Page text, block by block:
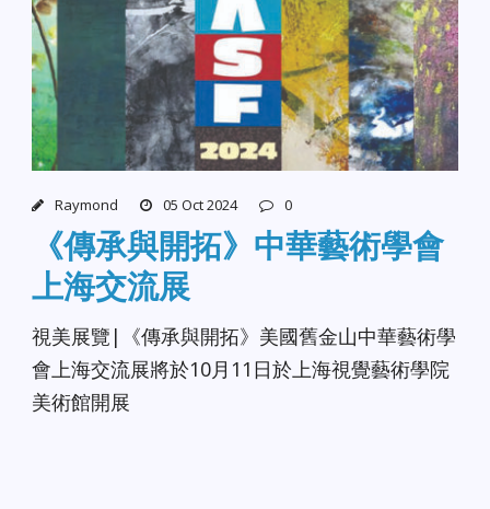
Raymond 05 Oct 2024 0
《傳承與開拓》中華藝術學會
上海交流展
視美展覽|《傳承與開拓》美國舊金山中華藝術學
會上海交流展將於10月11日於上海視覺藝術學院
美術館開展